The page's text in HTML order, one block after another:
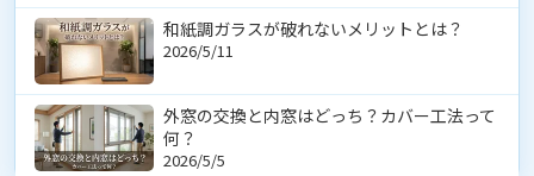
和紙調ガラスが破れないメリットとは？
2026/5/11
外窓の交換と内窓はどっち？カバー工法って
何？
2026/5/5